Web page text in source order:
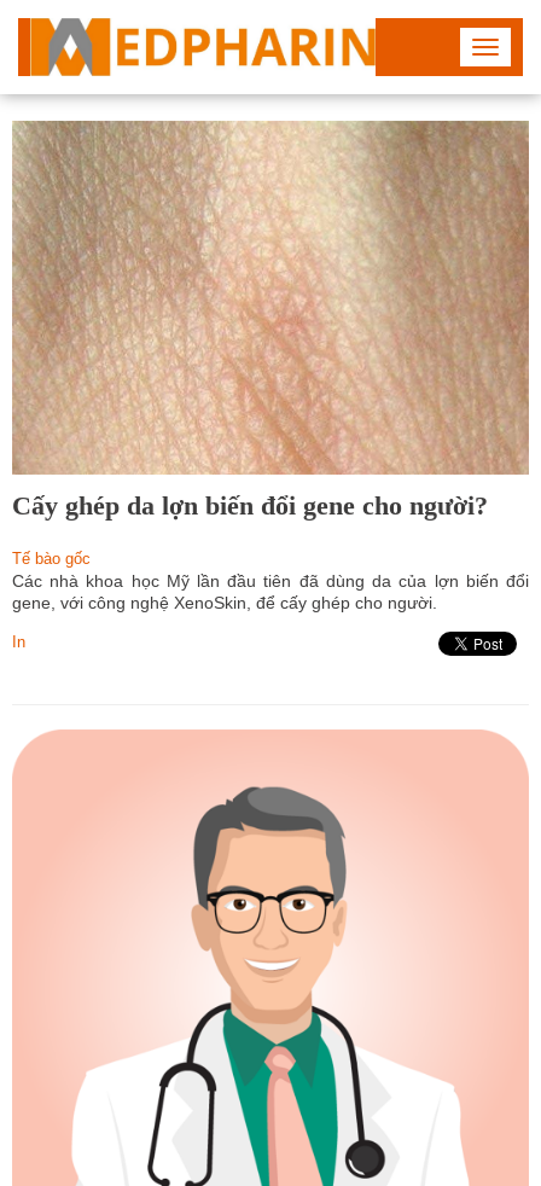
Toggle
Cấy ghép da lợn biến đổi gene cho người?
Tế bào gốc
Các nhà khoa học Mỹ lần đầu tiên đã dùng da của lợn biến đổi
gene, với công nghệ XenoSkin, để cấy ghép cho người.
In